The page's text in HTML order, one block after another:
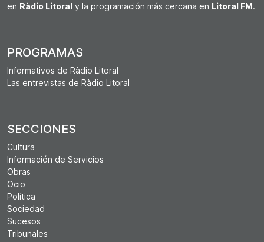
en Ràdio Litoral y la programación más cercana en Litoral FM.
PROGRAMAS
Informativos de Ràdio Litoral
Las entrevistas de Ràdio Litoral
SECCIONES
Cultura
Información de Servicios
Obras
Ocio
Política
Sociedad
Sucesos
Tribunales